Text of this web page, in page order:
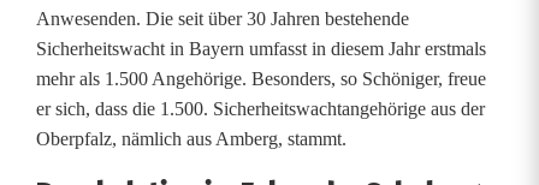
n
g
e
Anwesenden. Die seit über 30 Jahren bestehende
Sicherheitswacht in Bayern umfasst in diesem Jahr erstmals
mehr als 1.500 Angehörige. Besonders, so Schöniger, freue
er sich, dass die 1.500. Sicherheitswachtangehörige aus der
Oberpfalz, nämlich aus Amberg, stammt.